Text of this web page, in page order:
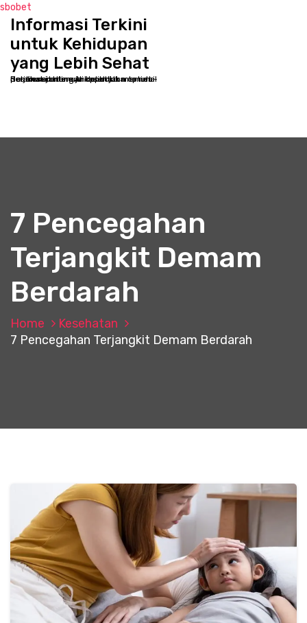
sbobet
Informasi Terkini
untuk Kehidupan
yang Lebih Sehat
Selamat datang di kppbcjakarta.net - Destinasi online Anda untuk memulai perjalanan menuju kesehatan optimal dan kesejahteraan holistik
7 Pencegahan
Terjangkit Demam
Berdarah
Home
Kesehatan
7 Pencegahan Terjangkit Demam Berdarah